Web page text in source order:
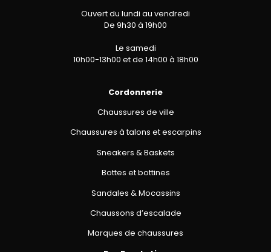
Ouvert du lundi au vendredi
De 9h30 à 19h00
Le samedi
10h00-13h00 et de 14h00 à 18h00
Cordonnerie
Chaussures de ville
Chaussures à talons et escarpins
Sneakers & Baskets
Bottes et bottines
Sandales & Mocassins
Chaussons d’escalade
Marques de chaussures